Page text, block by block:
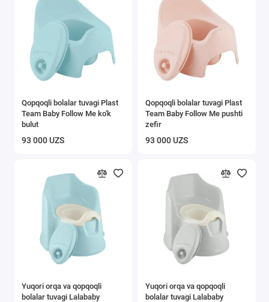
Qopqoqli bolalar tuvagi Plast
Team Baby Follow Me ko'k
bulut
93 000 UZS
Qopqoqli bolalar tuvagi Plast
Team Baby Follow Me pushti
zefir
93 000 UZS
Yuqori orqa va qopqoqli
bolalar tuvagi Lalababy
Yuqori orqa va qopqoqli
bolalar tuvagi Lalababy